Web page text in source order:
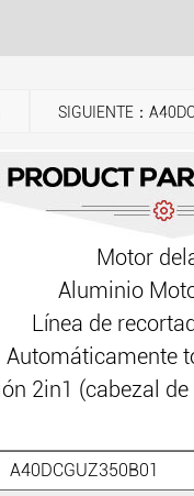
SIGUIENTE：
Motor
Aluminio
Línea de
Automáticamente
2in1 (cabezal
A40DCGUZ350B01